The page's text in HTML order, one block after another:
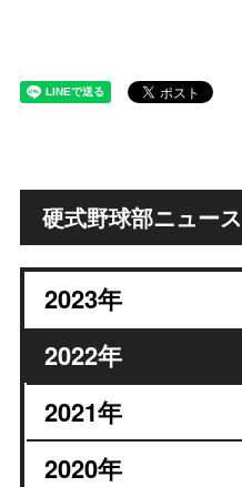
硬式野球部ニュース
2023年
2022年
2021年
2020年